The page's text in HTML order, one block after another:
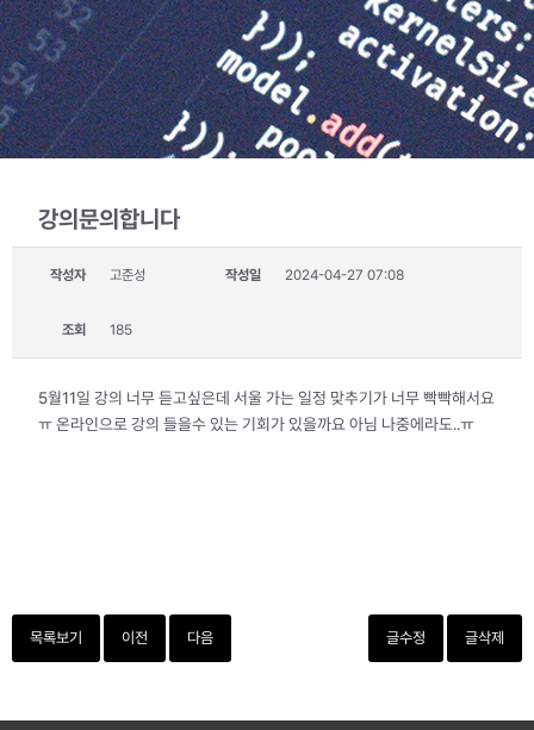
강의문의합니다
작성자 고준성 작성일 2024-04-27 07:08
조회 185
5월11일 강의 너무 듣고싶은데 서울 가는 일정 맞추기가 너무 빡빡해서요
ㅠ 온라인으로 강의 들을수 있는 기회가 있을까요 아님 나중에라도..ㅠ
목록보기 이전 다음 글수정 글삭제